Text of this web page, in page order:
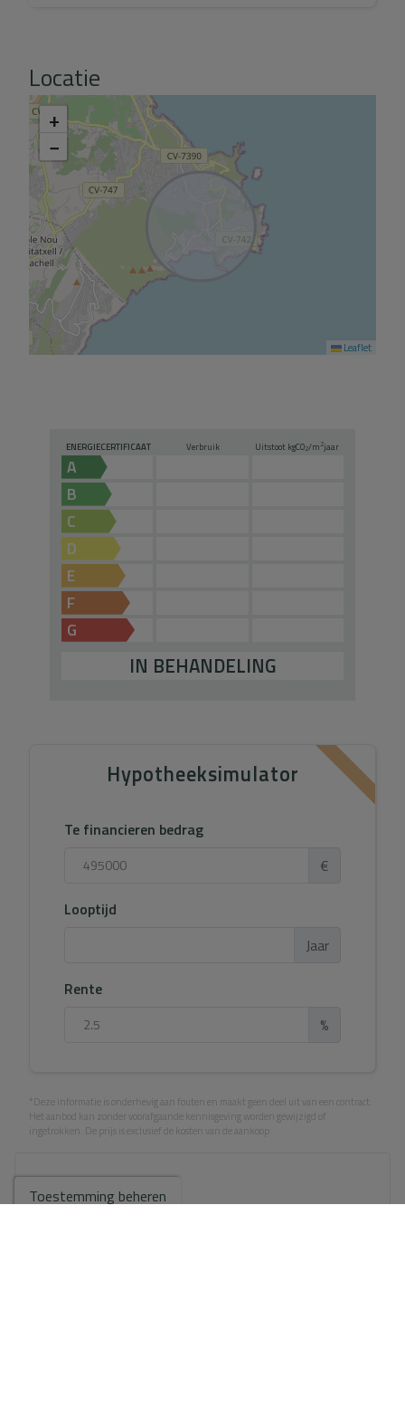
Locatie
+
−
Leaflet
ENERGIECERTIFICAAT Verbruik Uitstoot kgCO2/m2jaar
A
B
C
D
E
F
G
IN BEHANDELING
Hypotheeksimulator
Te financieren bedrag
€
Looptijd
Jaar
Rente
%
*Deze informatie is onderhevig aan fouten en maakt geen deel uit van een contract.
Het aanbod kan zonder voorafgaande kennisgeving worden gewijzigd of
ingetrokken. De prijs is exclusief de kosten van de aankoop.
Jouw volledige naam
Toestemming beheren